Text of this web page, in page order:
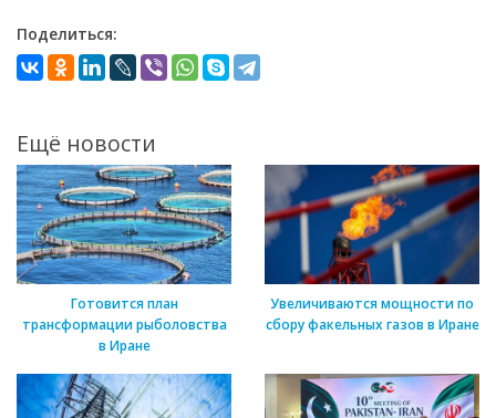
Поделиться:
Ещё новости
Готовится план
трансформации рыболовства
в Иране
Увеличиваются мощности по
сбору факельных газов в Иране